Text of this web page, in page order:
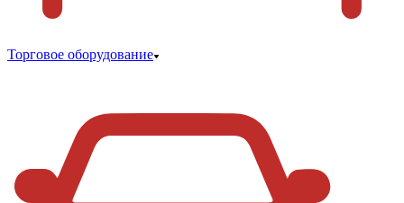
Торговое оборудование